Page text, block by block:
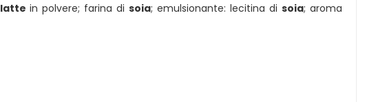
lattein polvere; farina disoia; emulsionante: lecitina disoia; aroma